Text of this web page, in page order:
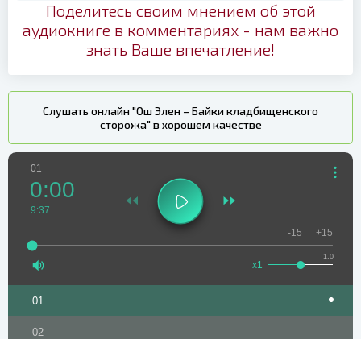
Поделитесь своим мнением об этой
аудиокниге в комментариях - нам важно
знать Ваше впечатление!
Слушать онлайн "Ош Элен – Байки кладбищенского
сторожа" в хорошем качестве
01
0:00
9:37
1.0
x1
-15 +15
01
02